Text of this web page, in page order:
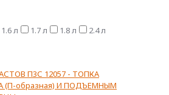
1.6 л 1.7 л 1.8 л
2.4 л